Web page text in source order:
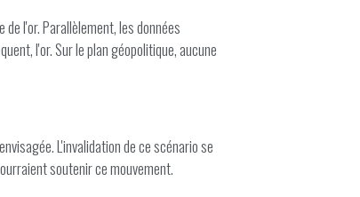
l'or. Parallèlement, les données
l'or. Sur le plan géopolitique, aucune
L'invalidation de ce scénario se
soutenir ce mouvement.